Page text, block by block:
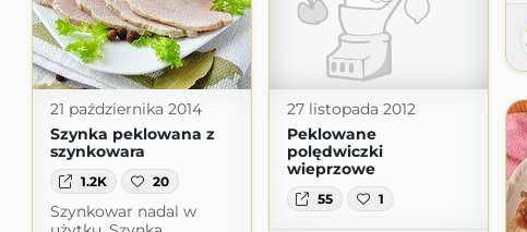
21 października 2014
Szynka peklowana z
szynkowara
1.2K 20
Szynkowar nadal w
27 listopada 2012
Peklowane
polędwiczki
wieprzowe
55 1